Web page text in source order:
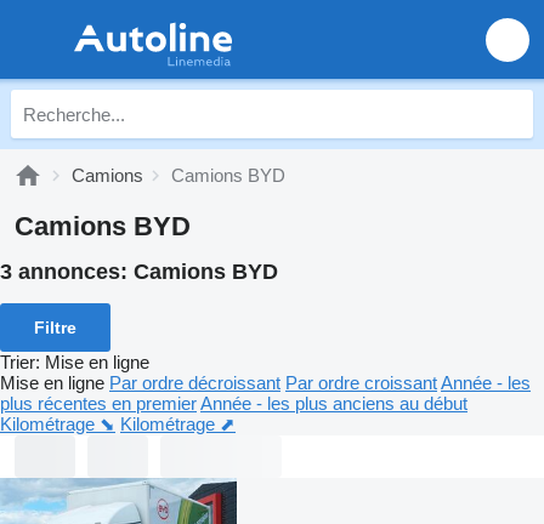
Camions Camions BYD
Camions BYD
3 annonces: Camions BYD
Filtre
Trier: Mise en ligne
Mise en ligne Par ordre décroissant Par ordre croissantAnnée - les
plus récentes en premierAnnée - les plus anciens au début
Kilométrage ⬊ Kilométrage ⬈